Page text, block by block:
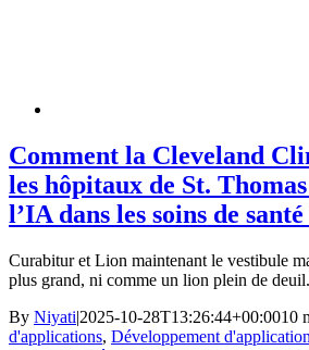
Comment la Cleveland
les hôpitaux de St.
l’IA dans les soins de santé
Curabitur et Lion maintenant le vestibule
plus grand, ni comme un lion plein de deuil.
By Niyati|2025-10-28T13:26:44+00:0010
d'applications, Développement